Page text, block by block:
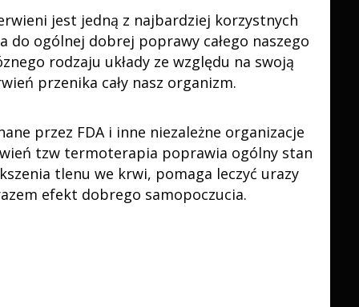
jest jedną z najbardziej korzystnych
do ogólnej dobrej poprawy całego naszego
rodzaju układy ze względu na swoją
przenika cały nasz organizm.
przez FDA i inne niezależne organizacje
tzw termoterapia poprawia ogólny stan
tlenu we krwi, pomaga leczyć urazy
efekt dobrego samopoczucia.